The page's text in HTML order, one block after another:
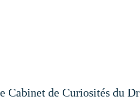
Cabinet de Curiosités du Dr